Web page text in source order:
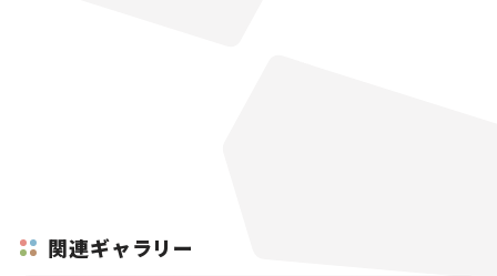
関連ギャラリー